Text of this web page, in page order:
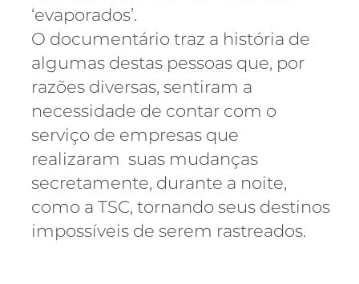
‘evaporados’.
O documentário traz a história de
algumas destas pessoas que, por
razões diversas, sentiram a
necessidade de contar com o
serviço de empresas que
realizaram suas mudanças
secretamente, durante a noite,
como a TSC, tornando seus destinos
impossíveis de serem rastreados.